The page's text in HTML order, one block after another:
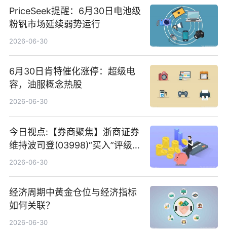
PriceSeek提醒：6月30日电池级
粉钒市场延续弱势运行
2026-06-30
6月30日肯特催化涨停：超级电
容，油服概念热股
2026-06-30
今日视点:【券商聚焦】浙商证券
维持波司登(03998)“买入”评级
指其业绩高质量稳增长
2026-06-30
经济周期中黄金仓位与经济指标
如何关联？
2026-06-30